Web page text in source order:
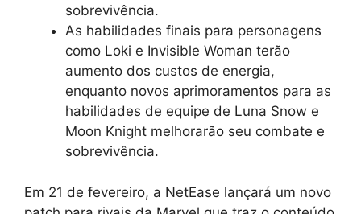
sobrevivência.
As habilidades finais para personagens
como Loki e Invisible Woman terão
aumento dos custos de energia,
enquanto novos aprimoramentos para as
habilidades de equipe de Luna Snow e
Moon Knight melhorarão seu combate e
sobrevivência.
Em 21 de fevereiro, a NetEase lançará um novo